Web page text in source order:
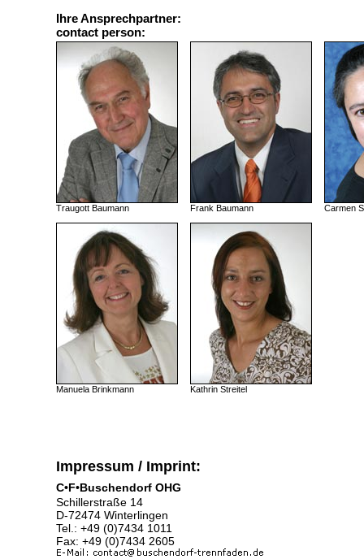
Ihre Ansprechpartner:
contact person:
Traugott Baumann Frank Baumann Carmen
Manuela Brinkmann Kathrin Streitel
Impressum / Imprint:
C•F•Buschendorf OHG
Schillerstraße 14
D-72474 Winterlingen
Tel.: +49 (0)7434 1011
Fax: +49 (0)7434 2605